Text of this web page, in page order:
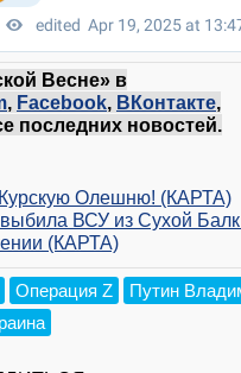
Весне» в
Facebook ВКонтакте
последних новостей.
Олешню! (КАРТА)
ВСУ из Сухой
(КАРТА)
Операция Z
Путин